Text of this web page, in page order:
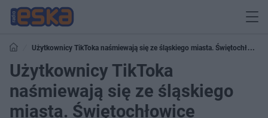
Użytkownicy TikToka naśmiewają się ze śląskiego miasta. Świętochłowice
porównane do Hiroszimy [WIDEO]
Użytkownicy TikToka
naśmiewają się ze śląskiego
miasta. Świętochłowice